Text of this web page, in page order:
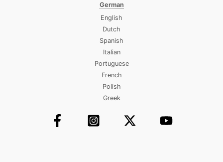
German
English
Dutch
Spanish
Italian
Portuguese
French
Polish
Greek